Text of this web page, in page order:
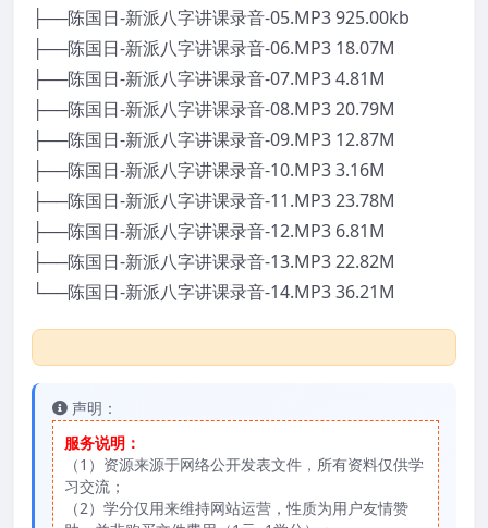
├──陈国日-新派八字讲课录音-05.MP3 925.00kb
├──陈国日-新派八字讲课录音-06.MP3 18.07M
├──陈国日-新派八字讲课录音-07.MP3 4.81M
├──陈国日-新派八字讲课录音-08.MP3 20.79M
├──陈国日-新派八字讲课录音-09.MP3 12.87M
├──陈国日-新派八字讲课录音-10.MP3 3.16M
├──陈国日-新派八字讲课录音-11.MP3 23.78M
├──陈国日-新派八字讲课录音-12.MP3 6.81M
├──陈国日-新派八字讲课录音-13.MP3 22.82M
└──陈国日-新派八字讲课录音-14.MP3 36.21M
声明：
服务说明：
（1）资源来源于网络公开发表文件，所有资料仅供学
习交流；
（2）学分仅用来维持网站运营，性质为用户友情赞